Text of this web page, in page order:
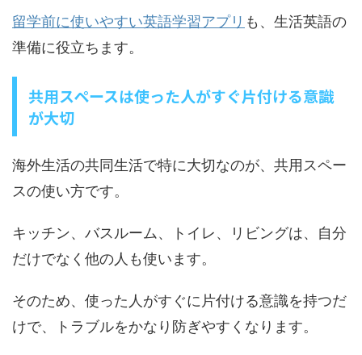
留学前に使いやすい英語学習アプリ も、生活英語の
準備に役立ちます。
共用スペースは使った人がすぐ片付ける意識
が大切
海外生活の共同生活で特に大切なのが、共用スペー
スの使い方です。
キッチン、バスルーム、トイレ、リビングは、自分
だけでなく他の人も使います。
そのため、使った人がすぐに片付ける意識を持つだ
けで、トラブルをかなり防ぎやすくなります。